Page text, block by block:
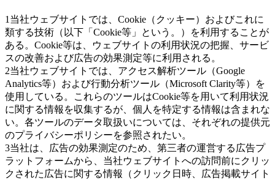
1当社ウェブサイトでは、Cookie（クッキー）およびこれに
類する技術（以下「Cookie等」という。）を利用することが
ある。Cookie等は、ウェブサイトの利用状況の把握、サービ
スの改善および広告の効果測定等に利用される。
2当社ウェブサイトでは、アクセス解析ツール（Google
Analytics等）および行動分析ツール（Microsoft Clarity等）を
使用している。これらのツールはCookie等を用いて利用状況
に関する情報を収集するが、個人を特定する情報は含まれな
い。各ツールのデータ取扱いについては、それぞれの提供元
のプライバシーポリシーを参照されたい。
3当社は、広告の効果測定のため、第三者の運営する広告プ
ラットフォームから、当社ウェブサイトへの訪問前にクリッ
クされた広告に関する情報（クリック日時、広告掲載サイト